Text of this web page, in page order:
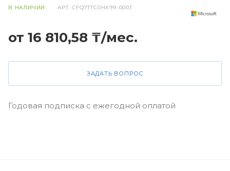
В НАЛИЧИИ АРТ.CFQ7TTC0HX99-000T
от 16 810,58 ₸/мес.
ЗАДАТЬ ВОПРОС
Годовая подписка с ежегодной оплатой